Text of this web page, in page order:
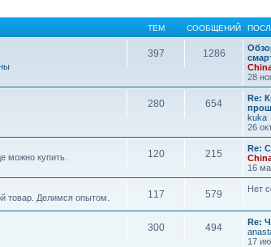
ТЕМ СООБЩЕНИЙ
397 1286
28
280 654
Re:
kuka
26
можно купить. 120 215
Re:
16
товар. Делимся опытом. 117 579 Нет
300 494
Re:
17